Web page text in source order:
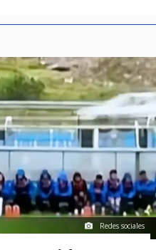
Redes sociales